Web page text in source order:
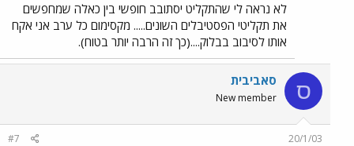
לא נראה לי שהתקליט יסתובב חופשי בין כאלה שמחפשים
את תקליטי הפסטיבלים השונים..... מקסימום כל ערב אני אקח
אותו לסיבוב בבלוק....(כך זה הרבה יותר בטוח).
ס סאביבית
New member
20/1/03
#7